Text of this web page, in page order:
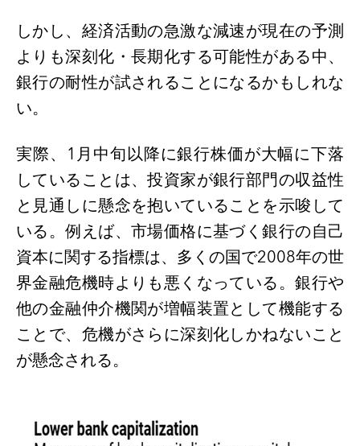
しかし、経済活動の急激な減速が現在の予測
よりも深刻化・長期化する可能性がある中、
銀行の耐性が試されることになるかもしれな
い。
実際、 1月中旬以降に銀行株価が大幅に下落
していることは、投資家が銀行部門の収益性
と見通しに懸念を抱いていることを示唆して
いる。例えば、市場価格に基づく銀行の自己
資本に関する指標は、多くの国で2008年の世
界金融危機時よりも悪くなっている。銀行や
他の金融仲介機関が増幅装置として機能する
ことで、危機がさらに深刻化しかねないこと
が懸念される。